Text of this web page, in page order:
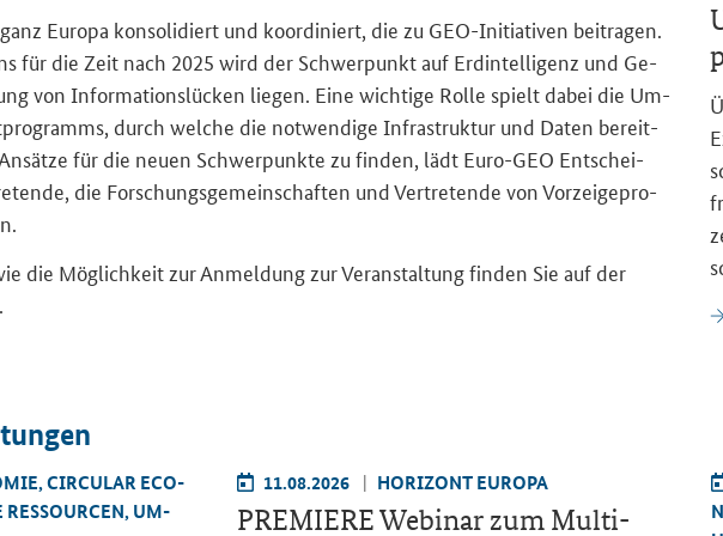
Eu­ro­pa kon­so­li­diert und ko­or­di­niert, die zu GEO-​Initiativen bei­tra­gen.
für die Zeit nach 2025 wird der Schwer­punkt auf Erd­in­tel­li­genz und Ge­
von In­for­ma­ti­ons­lü­cken lie­gen. Eine wich­ti­ge Rolle spielt dabei die Um­
durch wel­che die not­wen­di­ge In­fra­struk­tur und Daten be­reit­
für die neuen Schwer­punk­te zu fin­den, lädt Euro-​GEO Ent­schei­
die For­schungs­ge­mein­schaf­ten und Ver­tre­ten­de von Vor­zei­ge­pro­
die Mög­lich­keit zur An­mel­dung zur Ver­an­stal­tung fin­den Sie auf der
CIR­CU­LAR ECO­
UM­
11.08.2026 HO­RI­ZONT EU­RO­PA
PRE­MIE­RE We­bi­nar zum Multi-